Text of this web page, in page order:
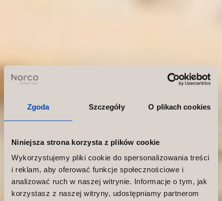
Zgoda Szczegóły O plikach cookies
Niniejsza strona korzysta z plików cookie
Wykorzystujemy pliki cookie do spersonalizowania treści
i reklam, aby oferować funkcje społecznościowe i
analizować ruch w naszej witrynie. Informacje o tym, jak
korzystasz z naszej witryny, udostępniamy partnerom